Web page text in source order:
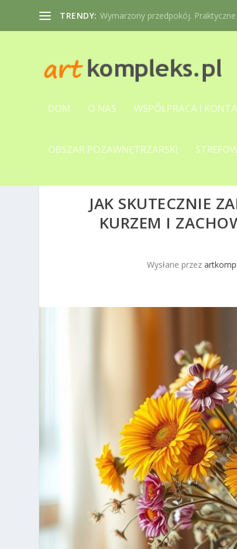
TRENDY: Wymarzony przedpokój.
DOM O NAS WSPÓŁPRACA I
OBSZAR POZAWNĘTRZARSKI
JAK SKUTECZNIE
KURZEM I
Wysłane przez